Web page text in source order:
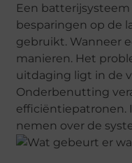
Een
besparingen op de
gebruikt. Wanneer
manieren. Het
uitdaging ligt in de
Onderbenutting
efficiëntiepatronen.
nemen over de